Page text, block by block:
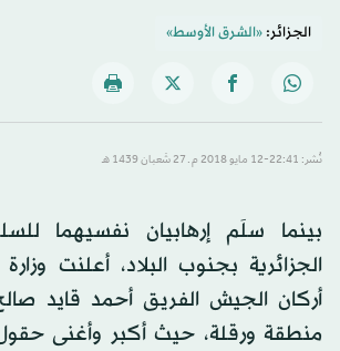
الجزائر:«الشرق الأوسط»
نُشر: 22:41-12 مايو 2018 م ـ 27 شَعبان 1439 هـ
بينما سلَم إرهابيان نفسيهما
الجزائرية بجنوب البلاد، أعلنت
أركان الجيش الفريق أحمد قايد
منطقة ورقلة، حيث أكبر وأغنى